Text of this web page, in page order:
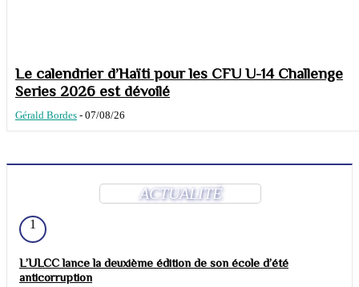
Le calendrier d’Haïti pour les CFU U-14 Challenge
Series 2026 est dévoilé
Gérald Bordes - 07/08/26
ACTUALITÉ
1
L’ULCC lance la deuxième édition de son école d’été
anticorruption